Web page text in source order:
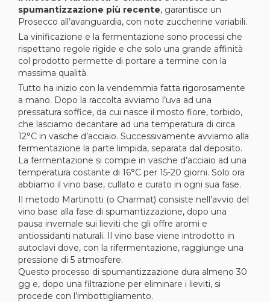
spumantizzazione più recente, garantisce un
Prosecco all’avanguardia, con note zuccherine variabili.
La vinificazione e la fermentazione sono processi che
rispettano regole rigide e che solo una grande affinità
col prodotto permette di portare a termine con la
massima qualità.
Tutto ha inizio con la vendemmia fatta rigorosamente
a mano. Dopo la raccolta avviamo l’uva ad una
pressatura soffice, da cui nasce il mosto fiore, torbido,
che lasciamo decantare ad una temperatura di circa
12°C in vasche d’acciaio. Successivamente avviamo alla
fermentazione la parte limpida, separata dal deposito.
La fermentazione si compie in vasche d’acciaio ad una
temperatura costante di 16°C per 15-20 giorni. Solo ora
abbiamo il vino base, cullato e curato in ogni sua fase.
Il metodo Martinotti (o Charmat) consiste nell’avvio del
vino base alla fase di spumantizzazione, dopo una
pausa invernale sui lieviti che gli offre aromi e
antiossidanti naturali. Il vino base viene introdotto in
autoclavi dove, con la rifermentazione, raggiunge una
pressione di 5 atmosfere.
Questo processo di spumantizzazione dura almeno 30
gg e, dopo una filtrazione per eliminare i lieviti, si
procede con l’imbottigliamento.